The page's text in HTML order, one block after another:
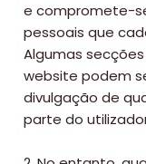
e compromete-
pessoais que
Algumas
website podem
divulgação de
parte do